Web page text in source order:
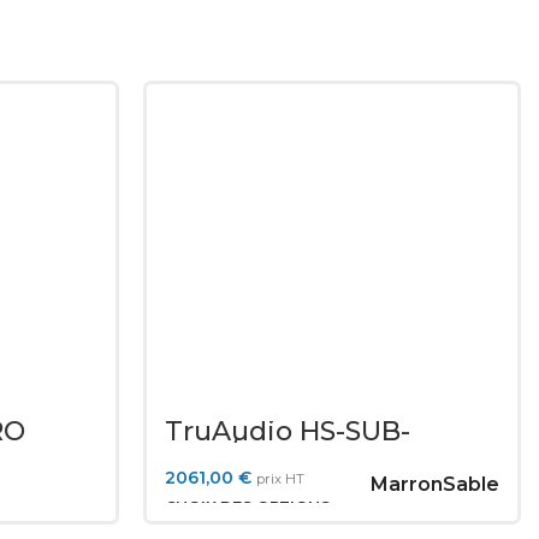
TruAudio HS-SUB-
12BR/TN
2061,00€ prix HT
CHOIX DES OPTIONS
MarronSable